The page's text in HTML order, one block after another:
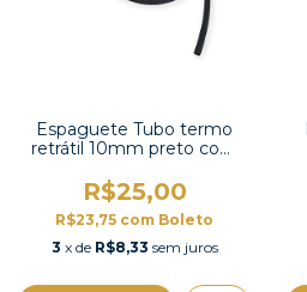
Espaguete Tubo termo
retrátil 10mm preto com
R$25,00
R$23,75 com Boleto
3 x de R$8,33 sem juros